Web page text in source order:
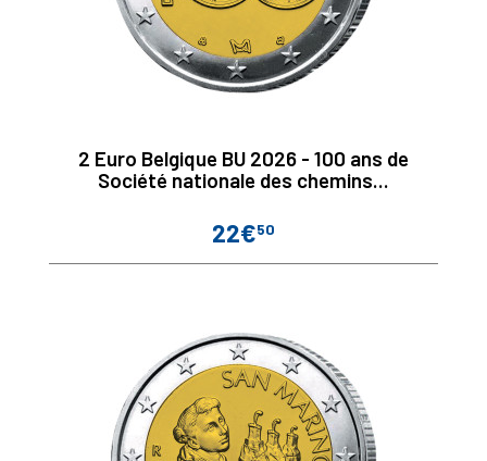
2 Euro Belgique BU 2026 - 100 ans de
Société nationale des chemins...
Prix
22€50